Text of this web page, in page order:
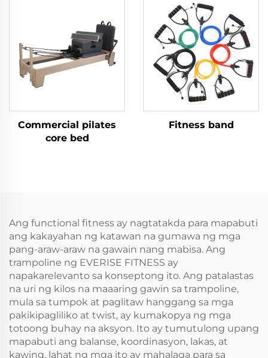
Commercial pilates
core bed
Fitness band
Ang functional fitness ay nagtatakda para mapabuti
ang kakayahan ng katawan na gumawa ng mga
pang-araw-araw na gawain nang mabisa. Ang
trampoline ng EVERISE FITNESS ay
napakarelevanto sa konseptong ito. Ang patalastas
na uri ng kilos na maaaring gawin sa trampoline,
mula sa tumpok at paglitaw hanggang sa mga
pakikipagliliko at twist, ay kumakopya ng mga
totoong buhay na aksyon. Ito ay tumutulong upang
mapabuti ang balanse, koordinasyon, lakas, at
kawing, lahat ng mga ito ay mahalaga para sa